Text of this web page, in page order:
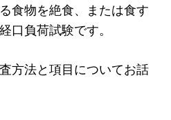
食物を絶食、または食す
口負荷試験です。
方法と項目についてお話